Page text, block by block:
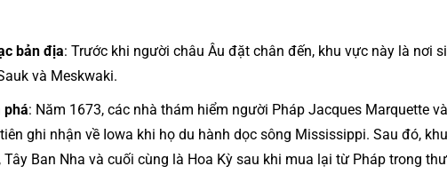
bản địa: Trước khi người châu Âu đặt chân đến, khu vực này là nơi
và Meskwaki.
phá: Năm 1673, các nhà thám hiểm người Pháp Jacques Marquette
ghi nhận về Iowa khi họ du hành dọc sông Mississippi. Sau đó,
Ban Nha và cuối cùng là Hoa Kỳ sau khi mua lại từ Pháp trong